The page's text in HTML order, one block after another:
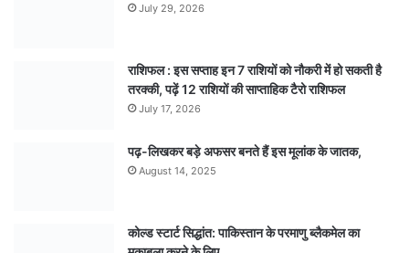
July 29, 2026
राशिफल : इस सप्ताह इन 7 राशियों को नौकरी में हो सकती है
तरक्की, पढ़ें 12 राशियों की साप्ताहिक टैरो राशिफल
July 17, 2026
पढ़-लिखकर बड़े अफसर बनते हैं इस मूलांक के जातक,
August 14, 2025
कोल्ड स्टार्ट सिद्धांत: पाकिस्तान के परमाणु ब्लैकमेल का